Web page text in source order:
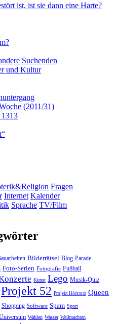
ist, ist sie dann eine Harte?
Suchenden
und Kultur
(2011/31)
1313
Fragen
Internet Kalender
Sprache TV/Film
Bilderrätsel Blog-Parade
Foto-Serien Fotografie Fußball
Kunst Lego Musik-Quiz
Projekt 52 Projekt Hörsturz Queen
Shopping Software Spam Sport
Wahlen Wasser Weihnachten